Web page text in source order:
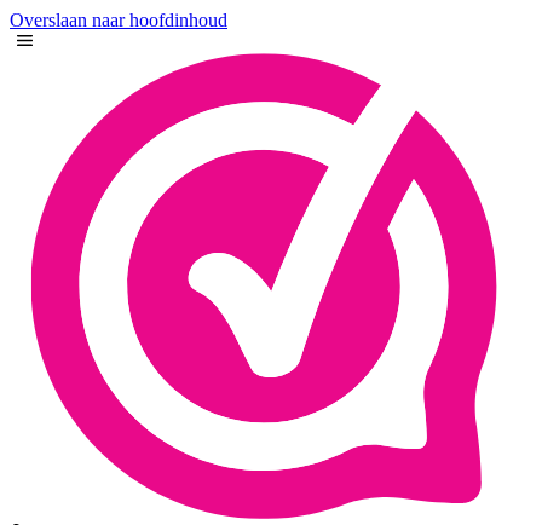
Overslaan naar hoofdinhoud